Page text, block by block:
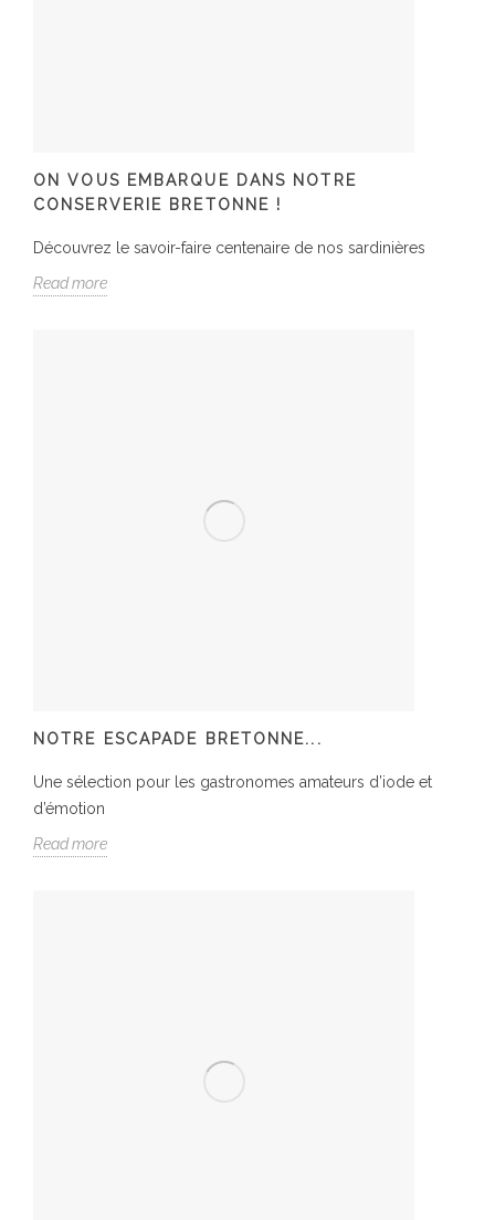
ON VOUS EMBARQUE DANS NOTRE
CONSERVERIE BRETONNE !
Découvrez le savoir-faire centenaire de nos sardinières
Read more
NOTRE ESCAPADE BRETONNE...
Une sélection pour les gastronomes amateurs d’iode et
d’émotion
Read more